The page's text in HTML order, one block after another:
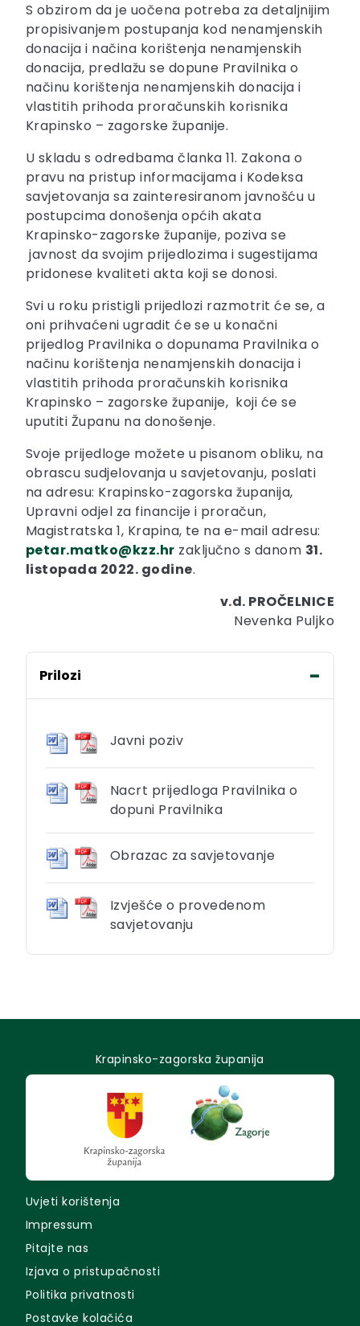
S obzirom da je uočena potreba za detaljnijim
propisivanjem postupanja kod nenamjenskih
donacija i načina korištenja nenamjenskih
donacija, predlažu se dopune Pravilnika o
načinu korištenja nenamjenskih donacija i
vlastitih prihoda proračunskih korisnika
Krapinsko – zagorske županije.
U skladu s odredbama članka 11. Zakona o
pravu na pristup informacijama i Kodeksa
savjetovanja sa zainteresiranom javnošću u
postupcima donošenja općih akata
Krapinsko-zagorske županije, poziva se
javnost da svojim prijedlozima i sugestijama
pridonese kvaliteti akta koji se donosi.
Svi u roku pristigli prijedlozi razmotrit će se, a
oni prihvaćeni ugradit će se u konačni
prijedlog Pravilnika o dopunama Pravilnika o
načinu korištenja nenamjenskih donacija i
vlastitih prihoda proračunskih korisnika
Krapinsko – zagorske županije, koji će se
uputiti Županu na donošenje.
Svoje prijedloge možete u pisanom obliku, na
obrascu sudjelovanja u savjetovanju, poslati
na adresu: Krapinsko-zagorska županija,
Upravni odjel za financije i proračun,
Magistratska 1, Krapina, te na e-mail adresu:
petar.matko@kzz.hr zaključno s danom 31.
listopada 2022. godine.
v.d. PROČELNICE
Nevenka Puljko
Prilozi
Javni poziv
Nacrt prijedloga Pravilnika o
dopuni Pravilnika
Obrazac za savjetovanje
Izvješće o provedenom
savjetovanju
Krapinsko-zagorska županija
Uvjeti korištenja
Impressum
Pitajte nas
Izjava o pristupačnosti
Politika privatnosti
Postavke kolačića